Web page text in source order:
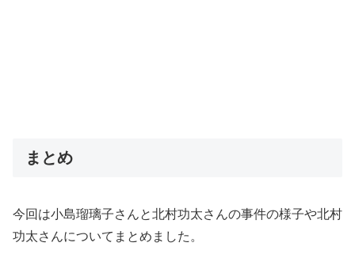
まとめ
今回は小島瑠璃子さんと北村功太さんの事件の様子や北村
功太さんについてまとめました。